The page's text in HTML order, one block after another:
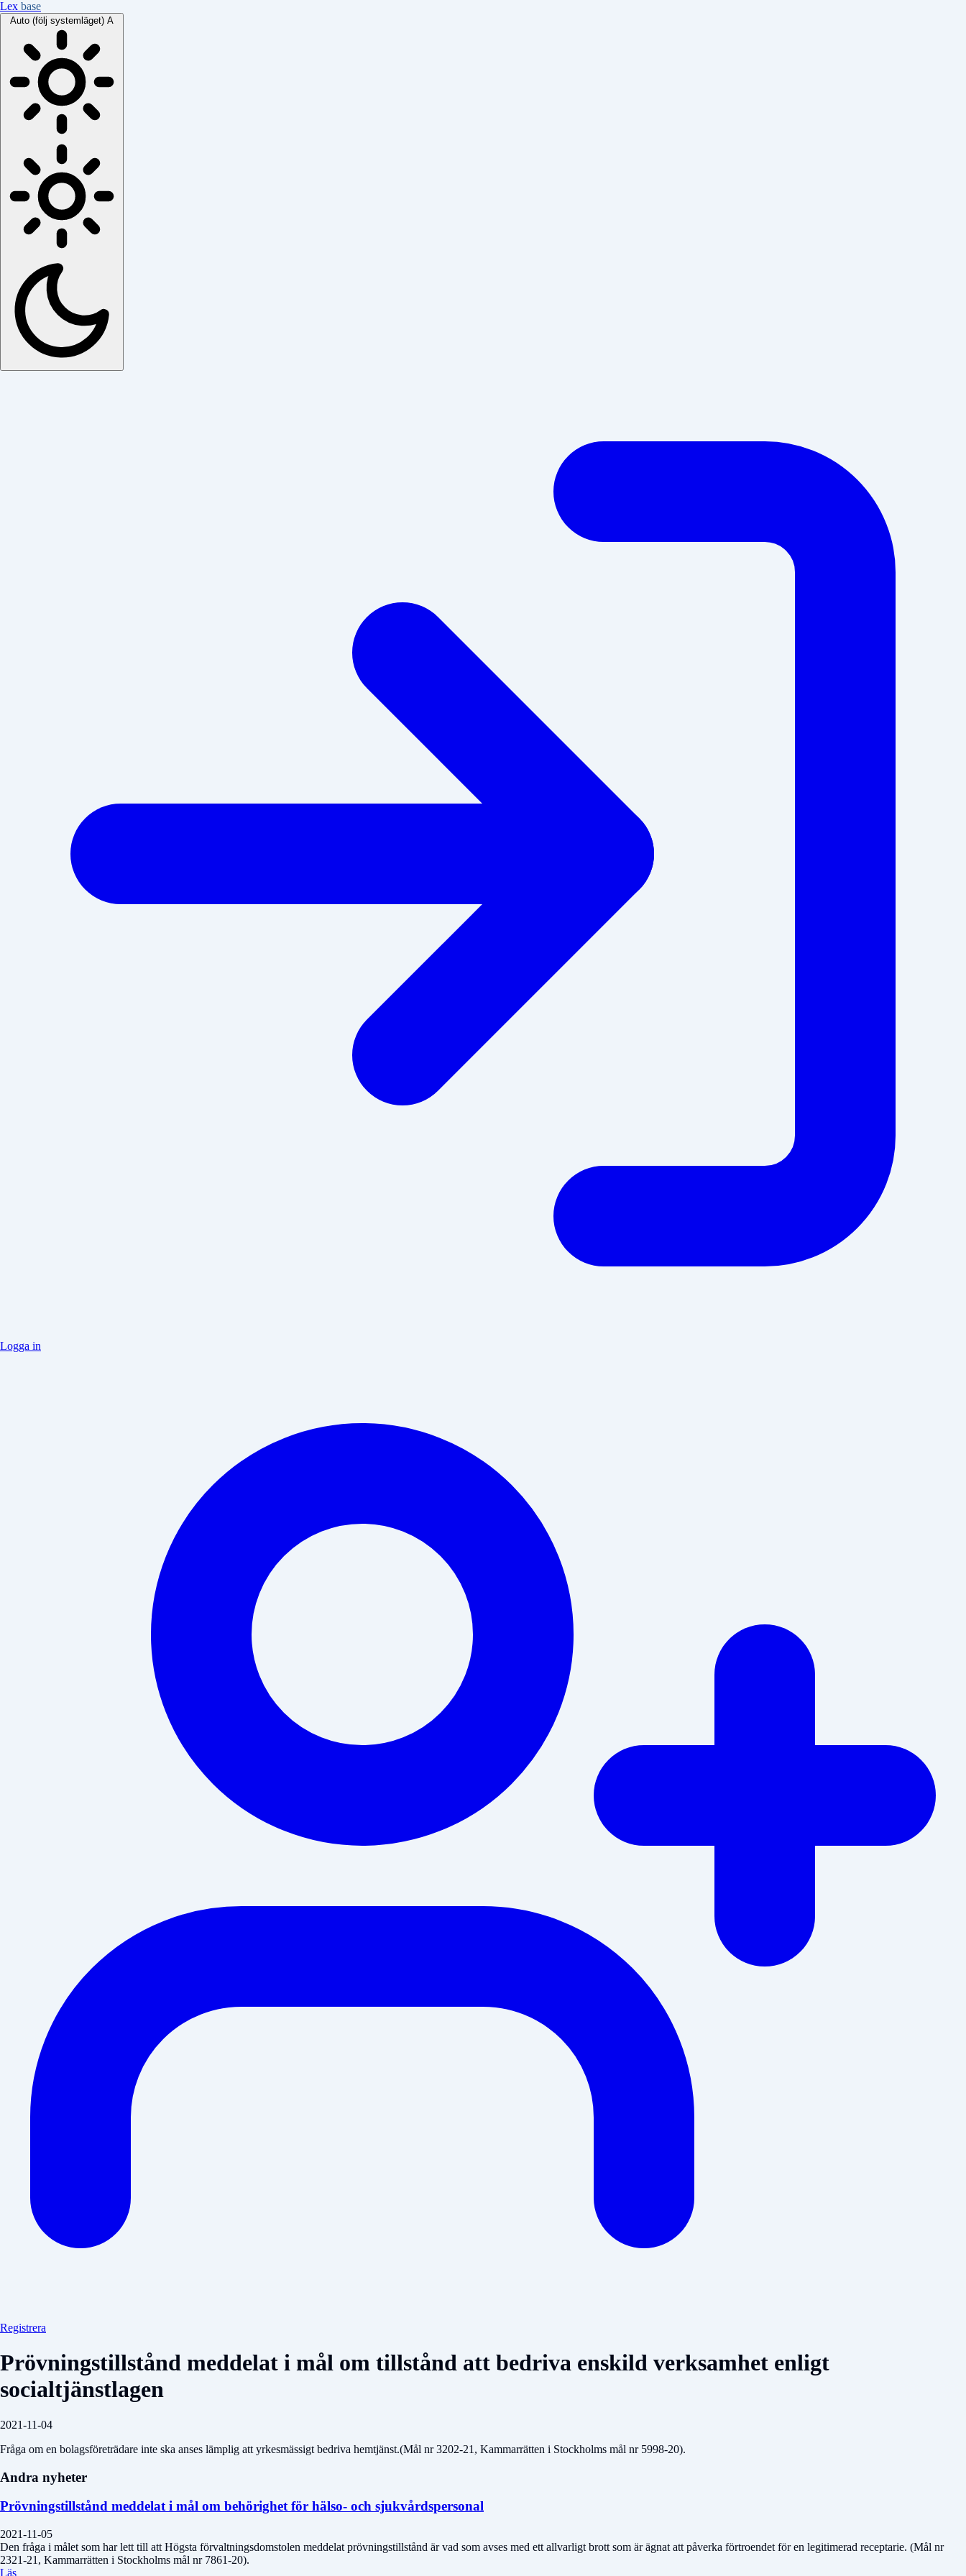
Lex base
Auto (följ systemläget) A
Logga in
Registrera
Prövningstillstånd meddelat i mål om tillstånd att bedriva enskild verksamhet enligt
socialtjänstlagen
2021-11-04
Fråga om en bolagsföreträdare inte ska anses lämplig att yrkesmässigt bedriva hemtjänst.(Mål nr 3202-21, Kammarrätten i Stockholms mål nr 5998-20).
Andra nyheter
Prövningstillstånd meddelat i mål om behörighet för hälso- och sjukvårdspersonal
2021-11-05
Den fråga i målet som har lett till att Högsta förvaltningsdomstolen meddelat prövningstillstånd är vad som avses med ett allvarligt brott som är ägnat att påverka förtroendet för en legitimerad receptarie. (Mål nr
2321-21, Kammarrätten i Stockholms mål nr 7861-20).
Läs